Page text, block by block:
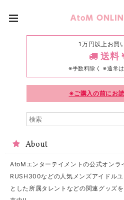
1万円以上お買
送料
※手数料除く ※通常
※ご購入の前にお
About
AtoMエンターテイメントの公式オンラ
RUSH300などの人気メンズアイドル
とした所属タレントなどの関連グッズ